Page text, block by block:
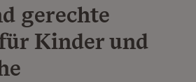
gerechte
Kinder und